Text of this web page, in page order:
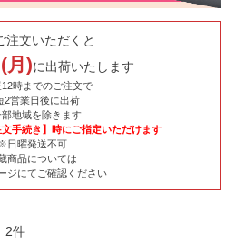
注文いただくと
月 )に出荷いたします
時までのご注文で
2営業日後に出荷
地域を除きます
手続き】時にご指定いただけます
日曜発送不可
商品については
ジにてご確認ください
2